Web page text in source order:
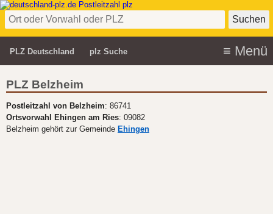
PLZ Deutschland plz Suche
PLZ Belzheim
Postleitzahl von Belzheim: 86741
Ortsvorwahl Ehingen am Ries: 09082
Belzheim gehört zur Gemeinde Ehingen